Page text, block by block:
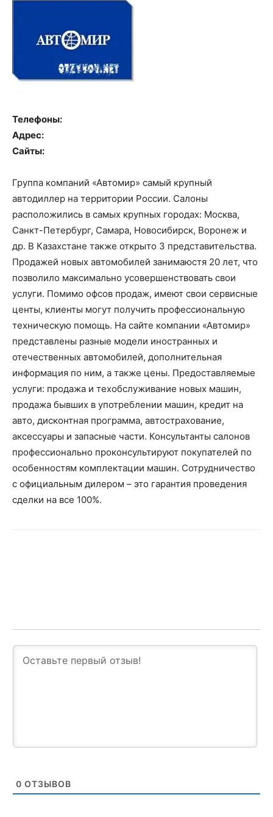
Телефоны:
Адрес:
Сайты:
Группа компаний «Автомир» самый крупный
автодиллер на территории России. Салоны
расположились в самых крупных городах: Москва,
Санкт-Петербург, Самара, Новосибирск, Воронеж и
др. В Казахстане также открыто 3 представительства.
Продажей новых автомобилей занимаюстя 20 лет, что
позволило максимально усовершенствовать свои
услуги. Помимо офсов продаж, имеют свои сервисные
центы, клиенты могут получить профессиональную
техническую помощь. На сайте компании «Автомир»
представлены разные модели иностранных и
отечественных автомобилей, дополнительная
информация по ним, а также цены. Предоставляемые
услуги: продажа и техобслуживание новых машин,
продажа бывших в употреблении машин, кредит на
авто, дисконтная программа, автострахование,
аксессуары и запасные части. Консультанты салонов
профессионально проконсультируют покупателей по
особенностям комплектации машин. Сотрудничество
с официальным дилером – это гарантия проведения
сделки на все 100%.
0 ОТЗЫВОВ